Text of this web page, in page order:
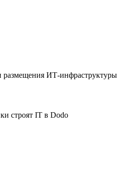
размещения ИТ-инфраструктуры
строят IT в Dodo